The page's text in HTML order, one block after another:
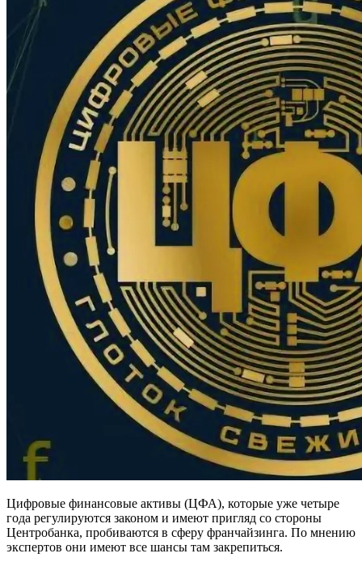
Цифровые финансовые активы (ЦФА), которые уже четыре
года регулируются законом и имеют пригляд со стороны
Центробанка, пробиваются в сферу франчайзинга. По мнению
экспертов они имеют все шансы там закрепиться.